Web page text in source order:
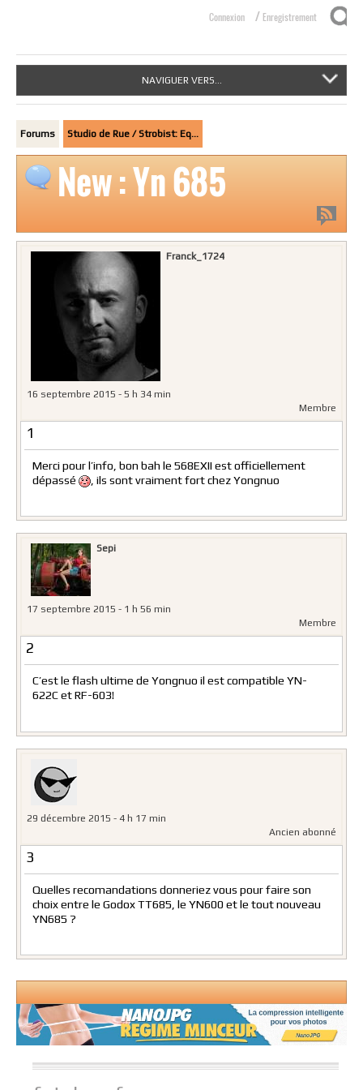
Connexion / Enregistrement
NAVIGUER VERS...
Forums Studio de Rue / Strobist: Eq…
New : Yn 685
Franck_1724
16 septembre 2015 - 5 h 34 min
Membre
1
Merci pour l’info, bon bah le 568EXII est officiellement
dépassé
, ils sont vraiment fort chez Yongnuo
Sepi
17 septembre 2015 - 1 h 56 min
Membre
2
C’est le flash ultime de Yongnuo il est compatible YN-
622CetRF-603!
29 décembre 2015 - 4 h 17 min
Ancien abonné
3
Quelles recomandations donneriez vous pour faire son
choix entre le Godox TT685, le YN600 et le tout nouveau
YN685 ?